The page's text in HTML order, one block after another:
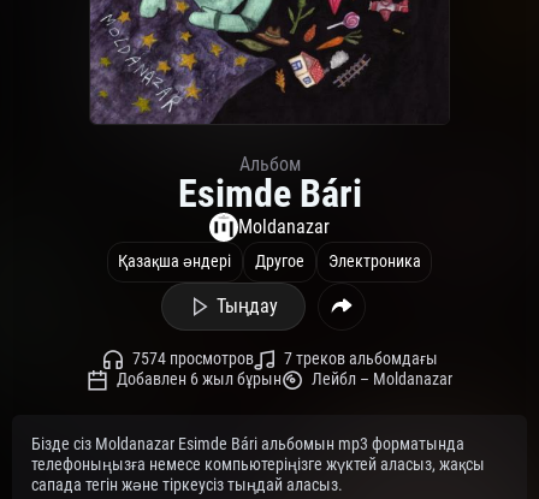
Альбом
Esimde Bári
Moldanazar
Қазақша әндері Другое Электроника
Тыңдау
7574 просмотров
7 треков альбомдағы
Добавлен 6 жыл бұрын
Лейбл – Moldanazar
Бізде сіз Moldanazar Esimde Bári альбомын mp3 форматында
телефоныңызға немесе компьютеріңізге жүктей аласыз, жақсы
сапада тегін және тіркеусіз тыңдай аласыз.